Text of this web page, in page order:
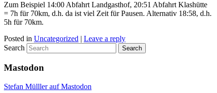
Zum Beispiel 14:00 Abfahrt Landgasthof, 20:51 Abfahrt Klashütte
= 7h für 70km, d.h. da ist viel Zeit für Pausen. Alternativ 18:58, d.h.
5h für 70km.
Posted in Uncategorized | Leave a reply
Search
Mastodon
Stefan Mülller auf Mastodon